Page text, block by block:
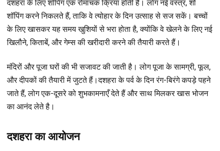
दशहरा के लिए शॉपिंग एक रोमांचक क्रिया होती है। लोग नई वस्त्र, शो
शॉपिंग करने निकलते हैं, ताकि वे त्योहार के दिन उत्साह से सज सकें। बच्चों
के लिए खासकर यह समय खुशियों से भरा होता है, क्योंकि वे खेलने के लिए नई
खिलौने, किताबें, और गेम्स की खरीदारी करने की तैयारी करते हैं।
मंदिरों और पूजा घरों की भी सजावट की जाती है। लोग पूजा के सामग्री, फूल,
और दीपकों की तैयारी में जुटते हैं।दशहरा के पर्व के दिन रंग-बिरंगे कपड़े पहने
जाते हैं, लोग एक-दूसरे को शुभकामनाएँ देते हैं और साथ मिलकर खास भोजन
का आनंद लेते है।
दशहरा का आयोजन